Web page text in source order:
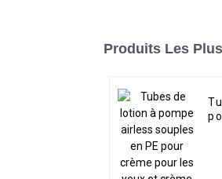
Produits Les